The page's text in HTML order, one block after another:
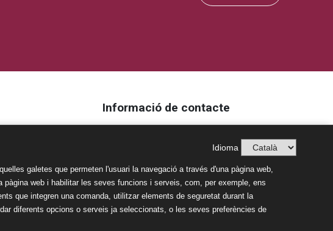
Informació de contacte
Tel. 977 860 196
Email:mdserra@mdserra.cat
Idioma
galetes que permeten l'usuari la navegació a través d'una pàgina web,
web i habilitar les seves funcions i serveis, com, per exemple, ens
que integren una comanda, utilitzar elements de seguretat durant la
diferents opcions o serveis ja seleccionats, o les seves preferències de